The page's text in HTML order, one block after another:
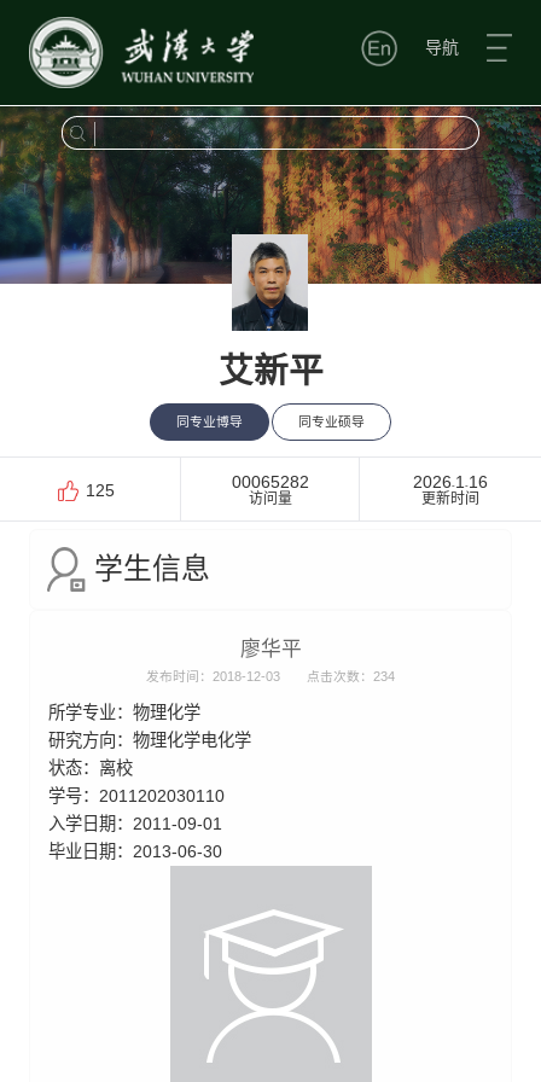
导航
艾新平
同专业博导 同专业硕导
125 00065282
访问量
2026-1-16
更新时间
学生信息
廖华平
发布时间：2018-12-03 点击次数：234
所学专业：物理化学
研究方向：物理化学电化学
状态：离校
学号：2011202030110
入学日期：2011-09-01
毕业日期：2013-06-30